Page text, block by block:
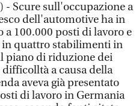
- Scure sull'occupazione a
dell'automotive ha in
100.000 posti di lavoro e
quattro stabilimenti in
piano di riduzione dei
a causa della
aveva già presentato
di lavoro in Germania